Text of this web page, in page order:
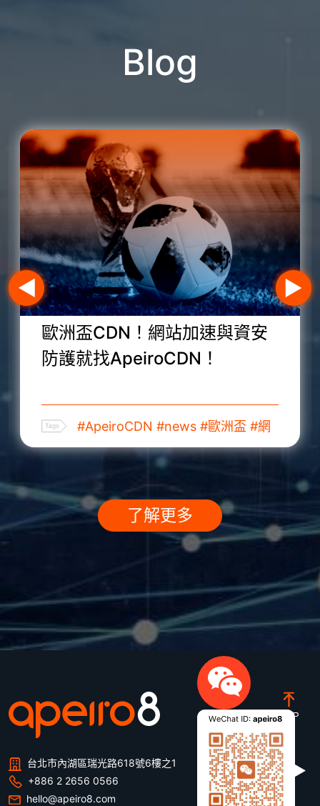
Blog
ApeiroCDN專屬Global方案，
頂級的網路先鋒！
#ApeiroCDN #CDN服務 #DDoS解
決方法 #網路加速
了解更多
台北市內湖區瑞光路618號6樓之1
+886 2 2656 0566
hello@apeiro8.com